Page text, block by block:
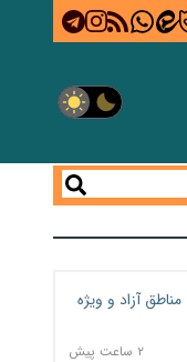
آزاد و ویژه
۲ ساعت پیش